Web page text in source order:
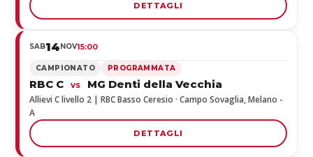
DETTAGLI
SAB14NOV15:00
CAMPIONATO PROGRAMMATA
RBC C vs MG Denti della Vecchia
Allievi C livello 2 | RBC Basso Ceresio · Campo Sovaglia, Melano -
A
DETTAGLI